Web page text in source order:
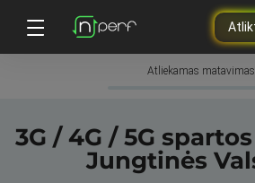
Atliekamas matavimas
3G / 4G / 5G
Jungtinės